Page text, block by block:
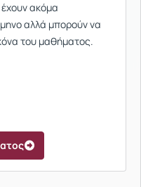
ακόμα
αλλά μπορούν να
του μαθήματος.